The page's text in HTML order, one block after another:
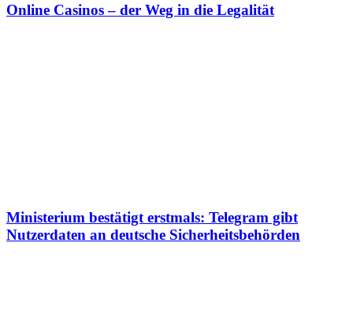
Online Casinos – der Weg in die Legalität
Ministerium bestätigt erstmals: Telegram gibt
Nutzerdaten an deutsche Sicherheitsbehörden